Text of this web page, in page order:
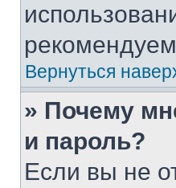
Вернуться
» Почему
и пароль?
Если вы не